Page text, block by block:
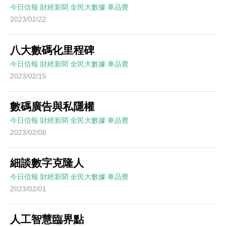
今日信報 財經新聞 全民大數據 車品覺
2023/02/22
八大數碼化里程碑
今日信報 財經新聞 全民大數據 車品覺
2023/02/15
數碼廣告與私隱權
今日信報 財經新聞 全民大數據 車品覺
2023/02/08
細談數字克隆人
今日信報 財經新聞 全民大數據 車品覺
2023/02/01
人工智慧臨界點